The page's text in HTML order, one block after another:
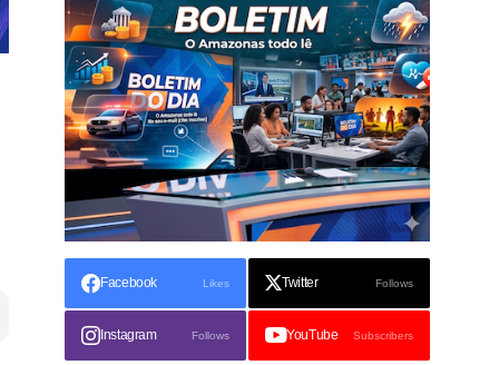
Facebook Likes Twitter Follows
Instagram Follows YouTube Subscribers